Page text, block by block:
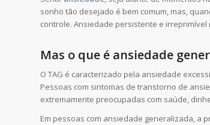
sonho tão desejado é bem comum, mas,
controle. Ansiedade persistente e
Mas o que é ansiedade
O TAG é caracterizado pela ansiedade
Pessoas com sintomas de transtorno de
extremamente preocupadas com saúde,
Em pessoas com ansiedade generalizada, a